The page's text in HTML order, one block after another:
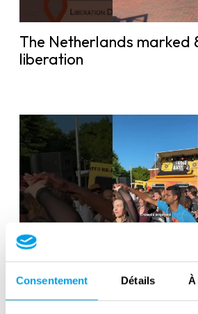
Consentement Détails
The Netherlands marked
liberation
Liberation Day in the
years of freedom